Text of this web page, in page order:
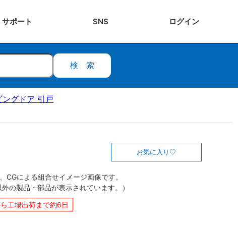
サポート SNS ログイン
検索
グドア 引戸
お気に入り
CGによる組合せイメージ画像です。
外の製品・部品が表示されています。）
工場出荷まで約6日